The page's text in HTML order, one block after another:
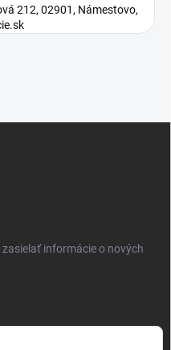
212, 02901, Námestovo,
informácie o nových